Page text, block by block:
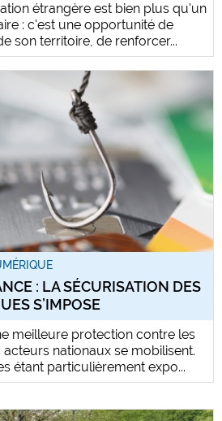
étrangère est bien plus qu'un
: c'est une opportunité de
son territoire, de renforcer...
: LA SÉCURISATION DES
S’IMPOSE
meilleure protection contre les
nationaux se mobilisent.
étant particulièrement expo...